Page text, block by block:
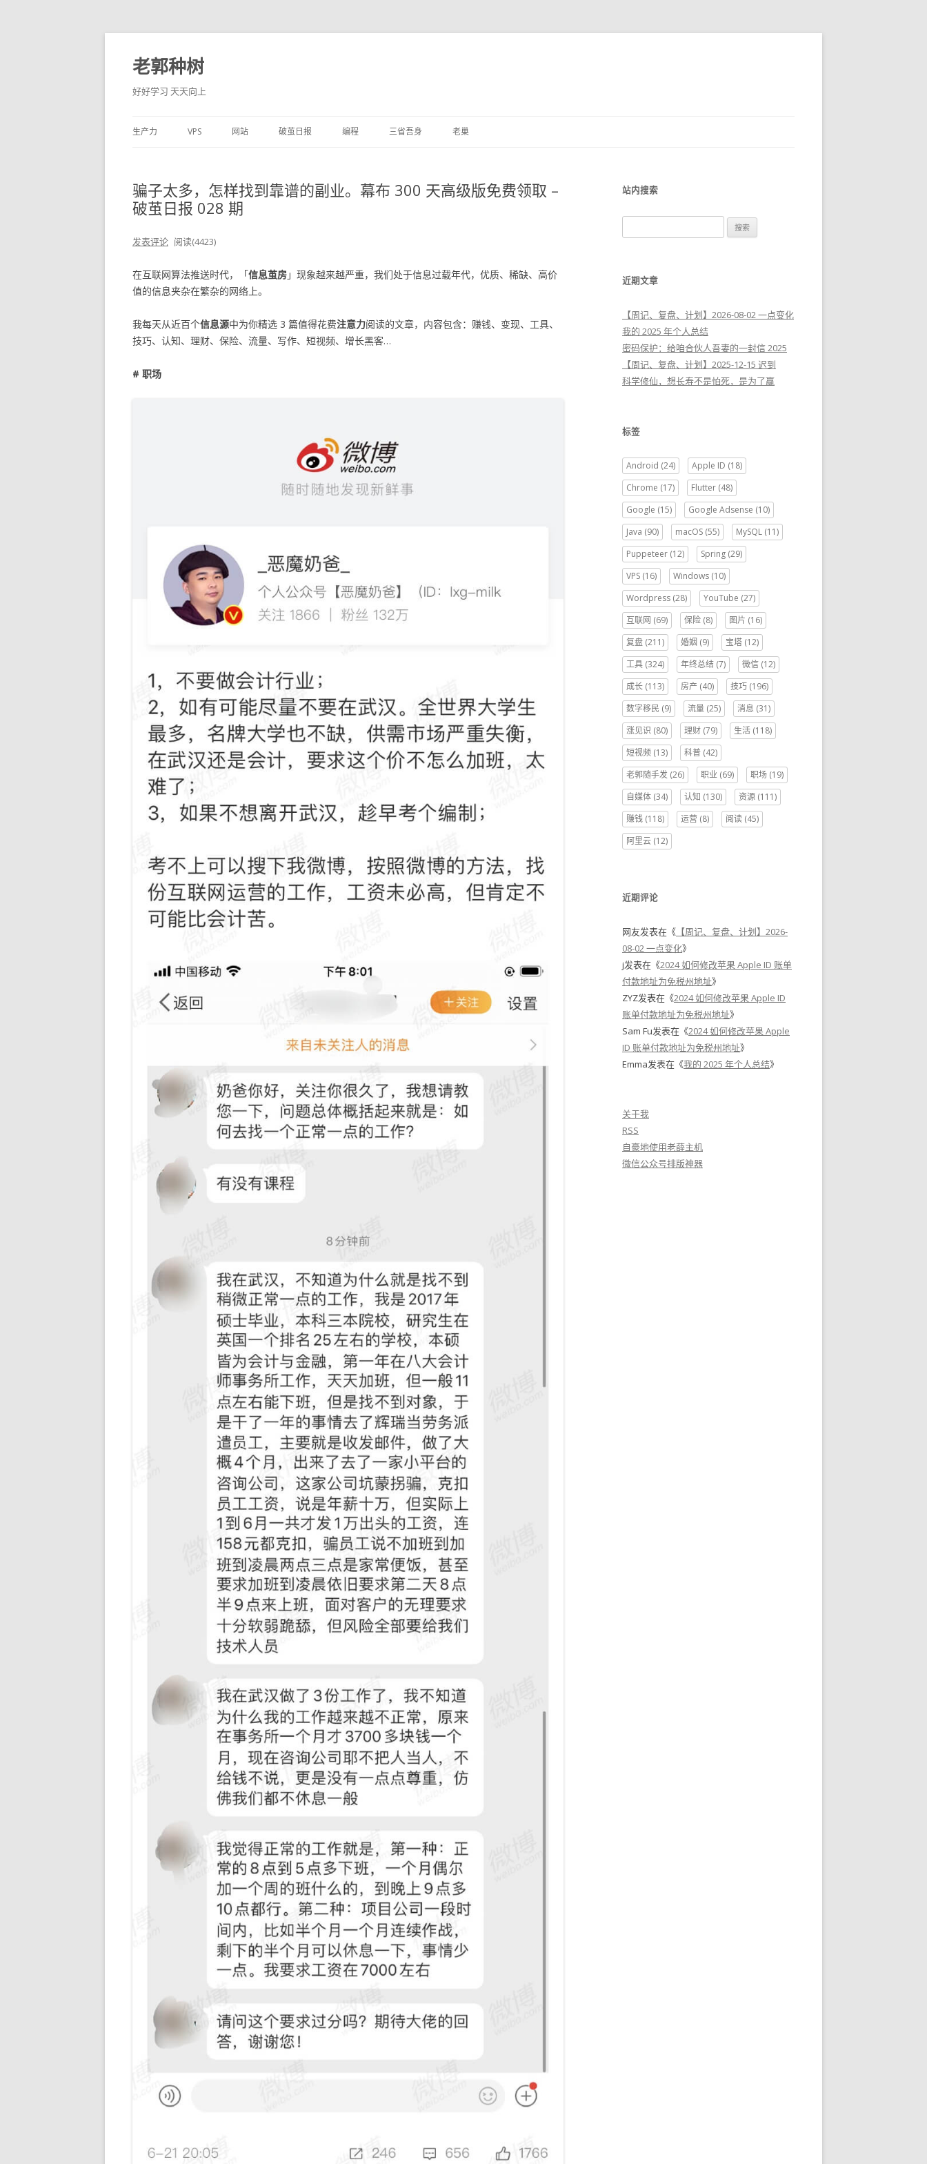
老郭种树
好好学习 天天向上
至
正
生产力 VPS 网站 破茧日报 编程 三省吾身 老巢
骗子太多，怎样找到靠谱的副业。幕布 300 天高级版免费领取 –
破茧日报 028 期
发表评论 阅读(4423)
在互联网算法推送时代，「信息茧房」现象越来越严重，我们处于信息过载年代，优质、稀缺、高价
值的信息夹杂在繁杂的网络上。
我每天从近百个信息源中为你精选 3 篇值得花费注意力阅读的文章，内容包含：赚钱、变现、工具、
技巧、认知、理财、保险、流量、写作、短视频、增长黑客…
# 职场
站内搜索
索
近期文章
【周记、复盘、计划】2026-08-02 一点变化
我的 2025 年个人总结
密码保护：给咱合伙人吾妻的一封信 2025
【周记、复盘、计划】2025-12-15 迟到
科学修仙，想长寿不是怕死，是为了赢
标签
Android (24) Apple ID (18)
Chrome (17) Flutter (48)
Google (15) Google Adsense (10)
Java (90) macOS (55) MySQL (11)
Puppeteer (12) Spring (29)
VPS (16) Windows (10)
Wordpress (28) YouTube (27)
互联网 (69) 保险 (8) 图片 (16)
复盘 (211) 婚姻 (9) 宝塔 (12)
工具 (324) 年终总结 (7) 微信 (12)
成长 (113) 房产 (40) 技巧 (196)
数字移民 (9) 流量 (25) 消息 (31)
涨见识 (80) 理财 (79) 生活 (118)
短视频 (13) 科普 (42)
老郭随手发 (26) 职业 (69) 职场 (19)
自媒体 (34) 认知 (130) 资源 (111)
赚钱 (118) 运营 (8) 阅读 (45)
阿里云 (12)
近期评论
网友发表在《 【周记、复盘、计划】2026-
08-02 一点变化》
j发表在《2024 如何修改苹果 Apple ID 账单
付款地址为免税州地址》
ZYZ发表在《2024 如何修改苹果 Apple ID
账单付款地址为免税州地址》
Sam Fu发表在《2024 如何修改苹果 Apple
ID 账单付款地址为免税州地址》
Emma发表在《我的 2025 年个人总结》
关于我
RSS
自豪地使用老薛主机
微信公众号排版神器